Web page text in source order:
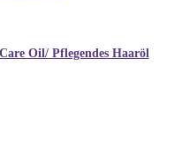
Oil/ Pflegendes Haaröl